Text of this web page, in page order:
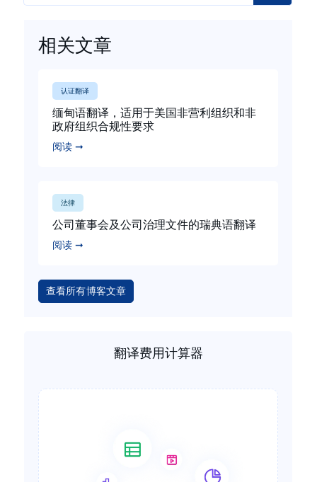
相关文章
认证翻译
缅甸语翻译，适用于美国非营利组织和非
政府组织合规性要求
阅读 ➞
法律
公司董事会及公司治理文件的瑞典语翻译
阅读 ➞
查看所有博客文章
翻译费用计算器